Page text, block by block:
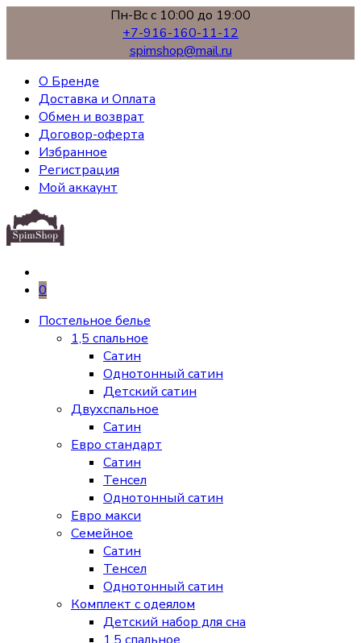
Пн-Вс с 10:00 до 19:00
+7-916-160-11-12
spimshop@mail.ru
О Бренде
Доставка и Оплата
Обмен и возврат
Договор-оферта
Избранное
Регистрация
Мой аккаунт
0
Постельное белье
1,5 спальное
Сатин
Однотонный сатин
Детский сатин
Двухспальное
Сатин
Евро стандарт
Сатин
Тенсел
Однотонный сатин
Евро макси
Семейное
Сатин
Тенсел
Однотонный сатин
Комплект с одеялом
Детский набор для сна